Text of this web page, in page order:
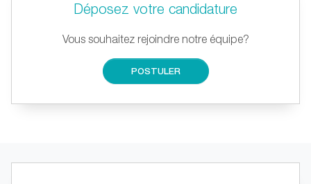
Déposez votre candidature
Vous souhaitez rejoindre notre équipe?
POSTULER